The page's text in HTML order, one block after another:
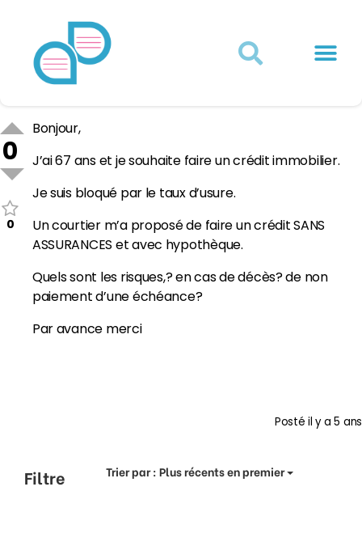
0
0
Bonjour,
J’ai 67 ans et je souhaite faire un crédit immobilier.
Je suis bloqué par le taux d’usure.
Un courtier m’a proposé de faire un crédit SANS
ASSURANCES et avec hypothèque.
Quels sont les risques,? en cas de décès? de non
paiement d’une échéance?
Par avance merci
Postéil y a 5 ans
Filtre Trier par :Plus récents en premier